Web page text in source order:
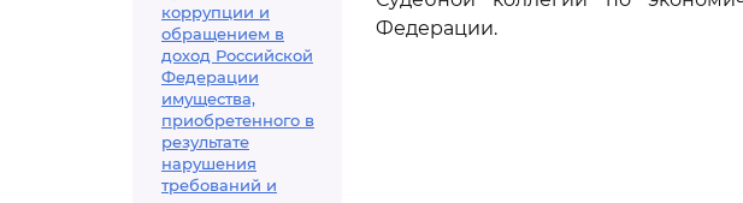
коррупции и
обращением в
доход Российской
Федерации
имущества,
приобретенного в
результате
нарушения
требований и
Федерации.